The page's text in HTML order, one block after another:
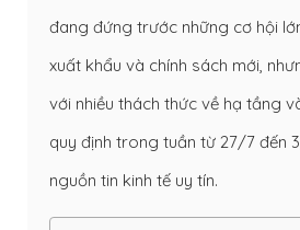
đang đứng trước những cơ hội
xuất khẩu và chính sách mới,
với nhiều thách thức về hạ tầng
quy định trong tuần từ 27/7 đến
nguồn tin kinh tế uy tín.